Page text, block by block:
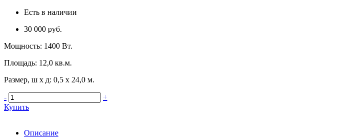
Есть в наличии
30 000 руб.
Мощность: 1400 Вт.
Площадь: 12,0 кв.м.
Размер, ш х д: 0,5 х 24,0 м.
-
+
Купить
Описание